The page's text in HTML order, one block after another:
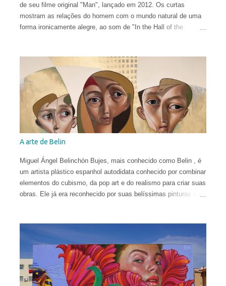
de seu filme original "Man", lançado em 2012. Os curtas
mostram as relações do homem com o mundo natural de uma
forma ironicamente alegre, ao som de "In the Hall of the
A arte de Belin
Miguel Ángel Belinchón Bujes, mais conhecido como Belin , é
um artista plástico espanhol autodidata conhecido por combinar
elementos do cubismo, da pop art e do realismo para criar suas
obras. Ele já era reconhecido por suas belíssimas pinturas e
eclético da arte. Porém, em sua fase atual, quebrar as regras
da proporção é sua maior fonte de inspiração e isso o leva a
explorar uma arte mais subjetiva. Belin gosta de definir esse
experimento como "pós-neo-cubismo".